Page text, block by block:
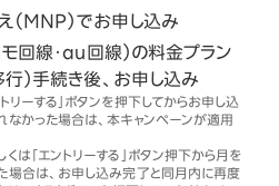
（MNP）でお申し込み
回線・au回線）の料金プラン
）手続き後、お申し込み
リーする」ボタンを押下してからお申し込
かった場合は、本キャンペーンが適用
は「エントリーする」ボタン押下から月を
場合は、お申し込み完了と同月内に再度